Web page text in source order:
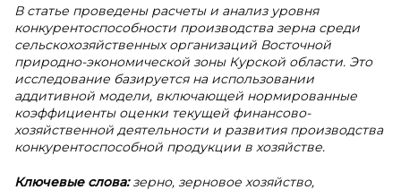
В статье проведены расчеты и анализ уровня
конкурентоспособности производства зерна среди
сельскохозяйственных организаций Восточной
природно-экономической зоны Курской области. Это
исследование базируется на использовании
аддитивной модели, включающей нормированные
коэффициенты оценки текущей финансово-
хозяйственной деятельности и развития производства
конкурентоспособной продукции в хозяйстве.
Ключевые слова: зерно, зерновое хозяйство,